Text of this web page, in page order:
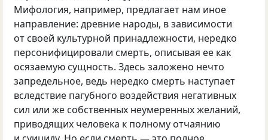
Мифология, например, предлагает нам иное
направление: древние народы, в зависимости
от своей культурной принадлежности, нередко
персонифицировали смерть, описывая ее как
осязаемую сущность. Здесь заложено нечто
запредельное, ведь нередко смерть наступает
вследствие пагубного воздействия негативных
сил или же собственных неумеренных желаний,
приводящих человека к полному отчаянию